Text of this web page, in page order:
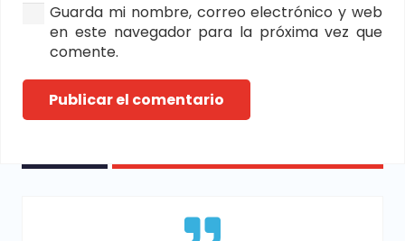
Guarda mi nombre, correo electrónico y web
en este navegador para la próxima vez que
comente.
Publicar el comentario